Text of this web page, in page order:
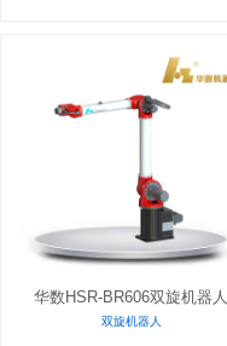
华数HSR-BR606双旋机器人
双旋机器人